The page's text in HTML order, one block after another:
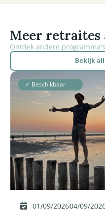
Meer retraites
Ontdek andere
Bekijk
✓ Beschikbaar
01/09/202604/09/